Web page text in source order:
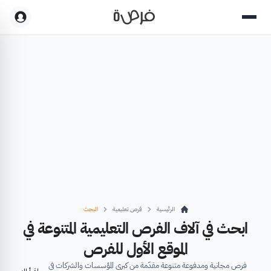
الرئيسية فرص تعليمية البحث
ابحث في آلاف الفرص التعليمية المتنوعة في
الموقع الأول للفرص
فرص مجانية ومدفوعة متنوعة مقدّمة من كبرى المؤسسات والشركات في